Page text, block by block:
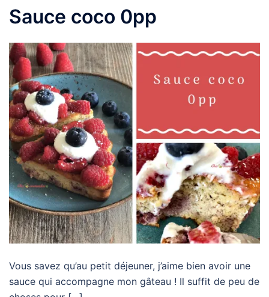
Sauce coco 0pp
Vous savez qu’au petit déjeuner, j’aime bien avoir une
sauce qui accompagne mon gâteau ! Il suffit de peu de